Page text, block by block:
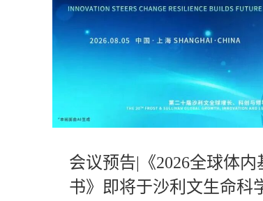
会议预告|《2026全球体
书》即将于沙利文生命科